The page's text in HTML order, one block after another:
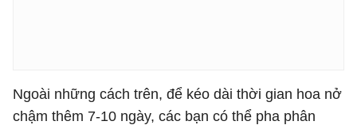
Ngoài những cách trên, để kéo dài thời gian hoa nở
chậm thêm 7-10 ngày, các bạn có thể pha phân